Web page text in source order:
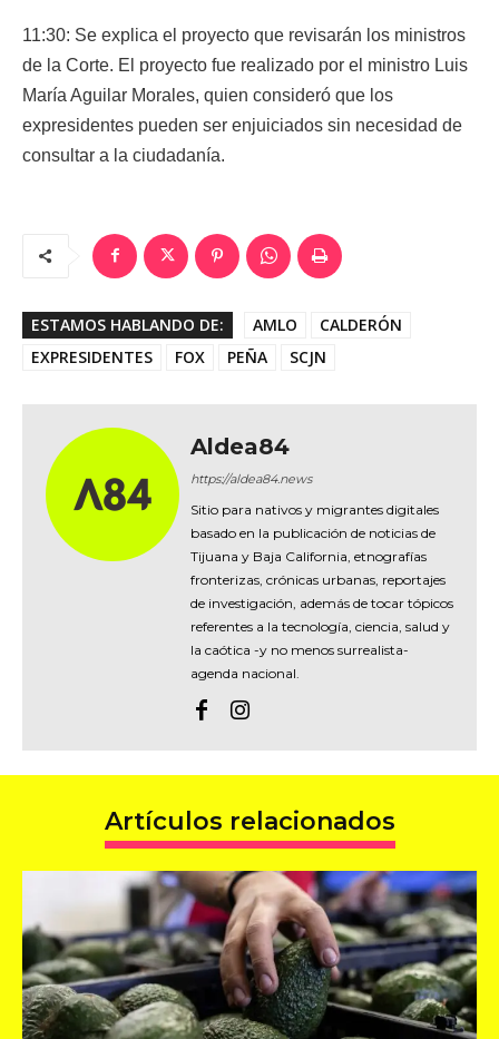
11:30: Se explica el proyecto que revisarán los ministros
de la Corte. El proyecto fue realizado por el ministro Luis
María Aguilar Morales, quien consideró que los
expresidentes pueden ser enjuiciados sin necesidad de
consultar a la ciudadanía.
ESTAMOS HABLANDO DE: AMLO
CALDERÓN
EXPRESIDENTES
FOX PEÑA SCJN
Aldea84
https://aldea84.news
Sitio para nativos y migrantes digitales
basado en la publicación de noticias de
Tijuana y Baja California, etnografías
fronterizas, crónicas urbanas, reportajes
de investigación, además de tocar tópicos
referentes a la tecnología, ciencia, salud y
la caótica -y no menos surrealista-
agenda nacional.
Artículos relacionados